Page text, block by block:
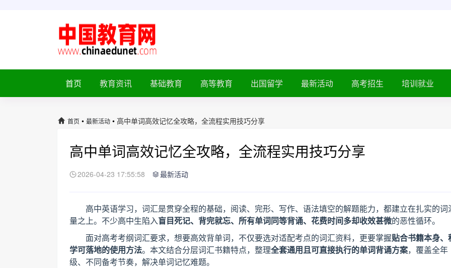
首页 教育资讯 基础教育 高等教育 出国留学 最新活动 高考招生 培训就业
首页 • 最新活动 • 高中单词高效记忆全攻略，全流程实用技巧分享
高中单词高效记忆全攻略，全流程实用技巧分享
2026-04-23 17:55:58 最新活动
高中英语学习，词汇是贯穿全程的基础，阅读、完形、写作、语法填空的解题能力，都建立在扎实的词
量之上。不少高中生陷入盲目死记、背完就忘、所有单词同等背诵、花费时间多却收效甚微的恶性循环。
面对高考考纲词汇要求，想要高效背单词，不仅要选对适配考点的词汇资料，更要掌握贴合书籍本身、
学可落地的使用方法。本文结合分层词汇书籍特点，整理全套通用且可直接执行的单词背诵方案，覆盖全年
级、不同备考节奏，解决单词记忆难题。